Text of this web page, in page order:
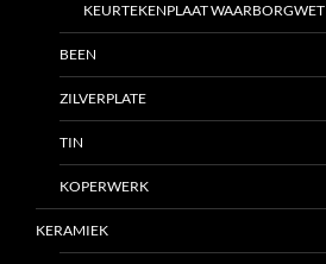
KEURTEKENPLAAT WAARBORGWET
BEEN
ZILVERPLATE
TIN
KOPERWERK
KERAMIEK